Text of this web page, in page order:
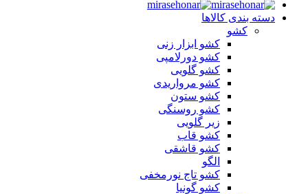
دسته بندی کالاها
کشو
کشو ابزار زنی
کشو دورلامپی
کشو گلویی
کشو مرواریدی
کشو ستون
کشو روسنگی
زیر گلویی
کشو قاب
کشو قاشقی
الگو
کشو تاج نورمخفی
کشو گونیا